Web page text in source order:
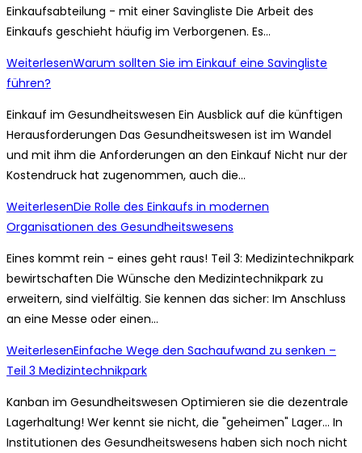
Einkaufsabteilung - mit einer Savingliste Die Arbeit des
Einkaufs geschieht häufig im Verborgenen. Es…
WeiterlesenWarum sollten Sie im Einkauf eine Savingliste
führen?
Einkauf im Gesundheitswesen Ein Ausblick auf die künftigen
Herausforderungen Das Gesundheitswesen ist im Wandel
und mit ihm die Anforderungen an den Einkauf Nicht nur der
Kostendruck hat zugenommen, auch die…
WeiterlesenDie Rolle des Einkaufs in modernen
Organisationen des Gesundheitswesens
Eines kommt rein - eines geht raus! Teil 3: Medizintechnikpark
bewirtschaften Die Wünsche den Medizintechnikpark zu
erweitern, sind vielfältig. Sie kennen das sicher: Im Anschluss
an eine Messe oder einen…
WeiterlesenEinfache Wege den Sachaufwand zu senken –
Teil 3 Medizintechnikpark
Kanban im Gesundheitswesen Optimieren sie die dezentrale
Lagerhaltung! Wer kennt sie nicht, die "geheimen" Lager... In
Institutionen des Gesundheitswesens haben sich noch nicht